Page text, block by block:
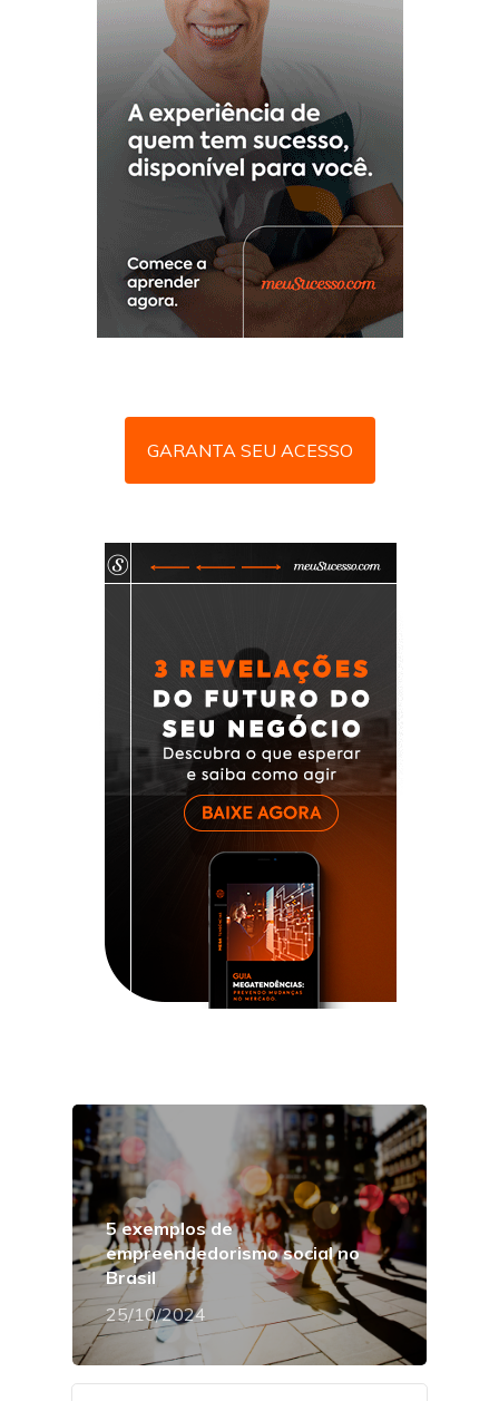
GARANTA SEU ACESSO
5 exemplos de
empreendedorismo social no
Brasil
25/10/2024